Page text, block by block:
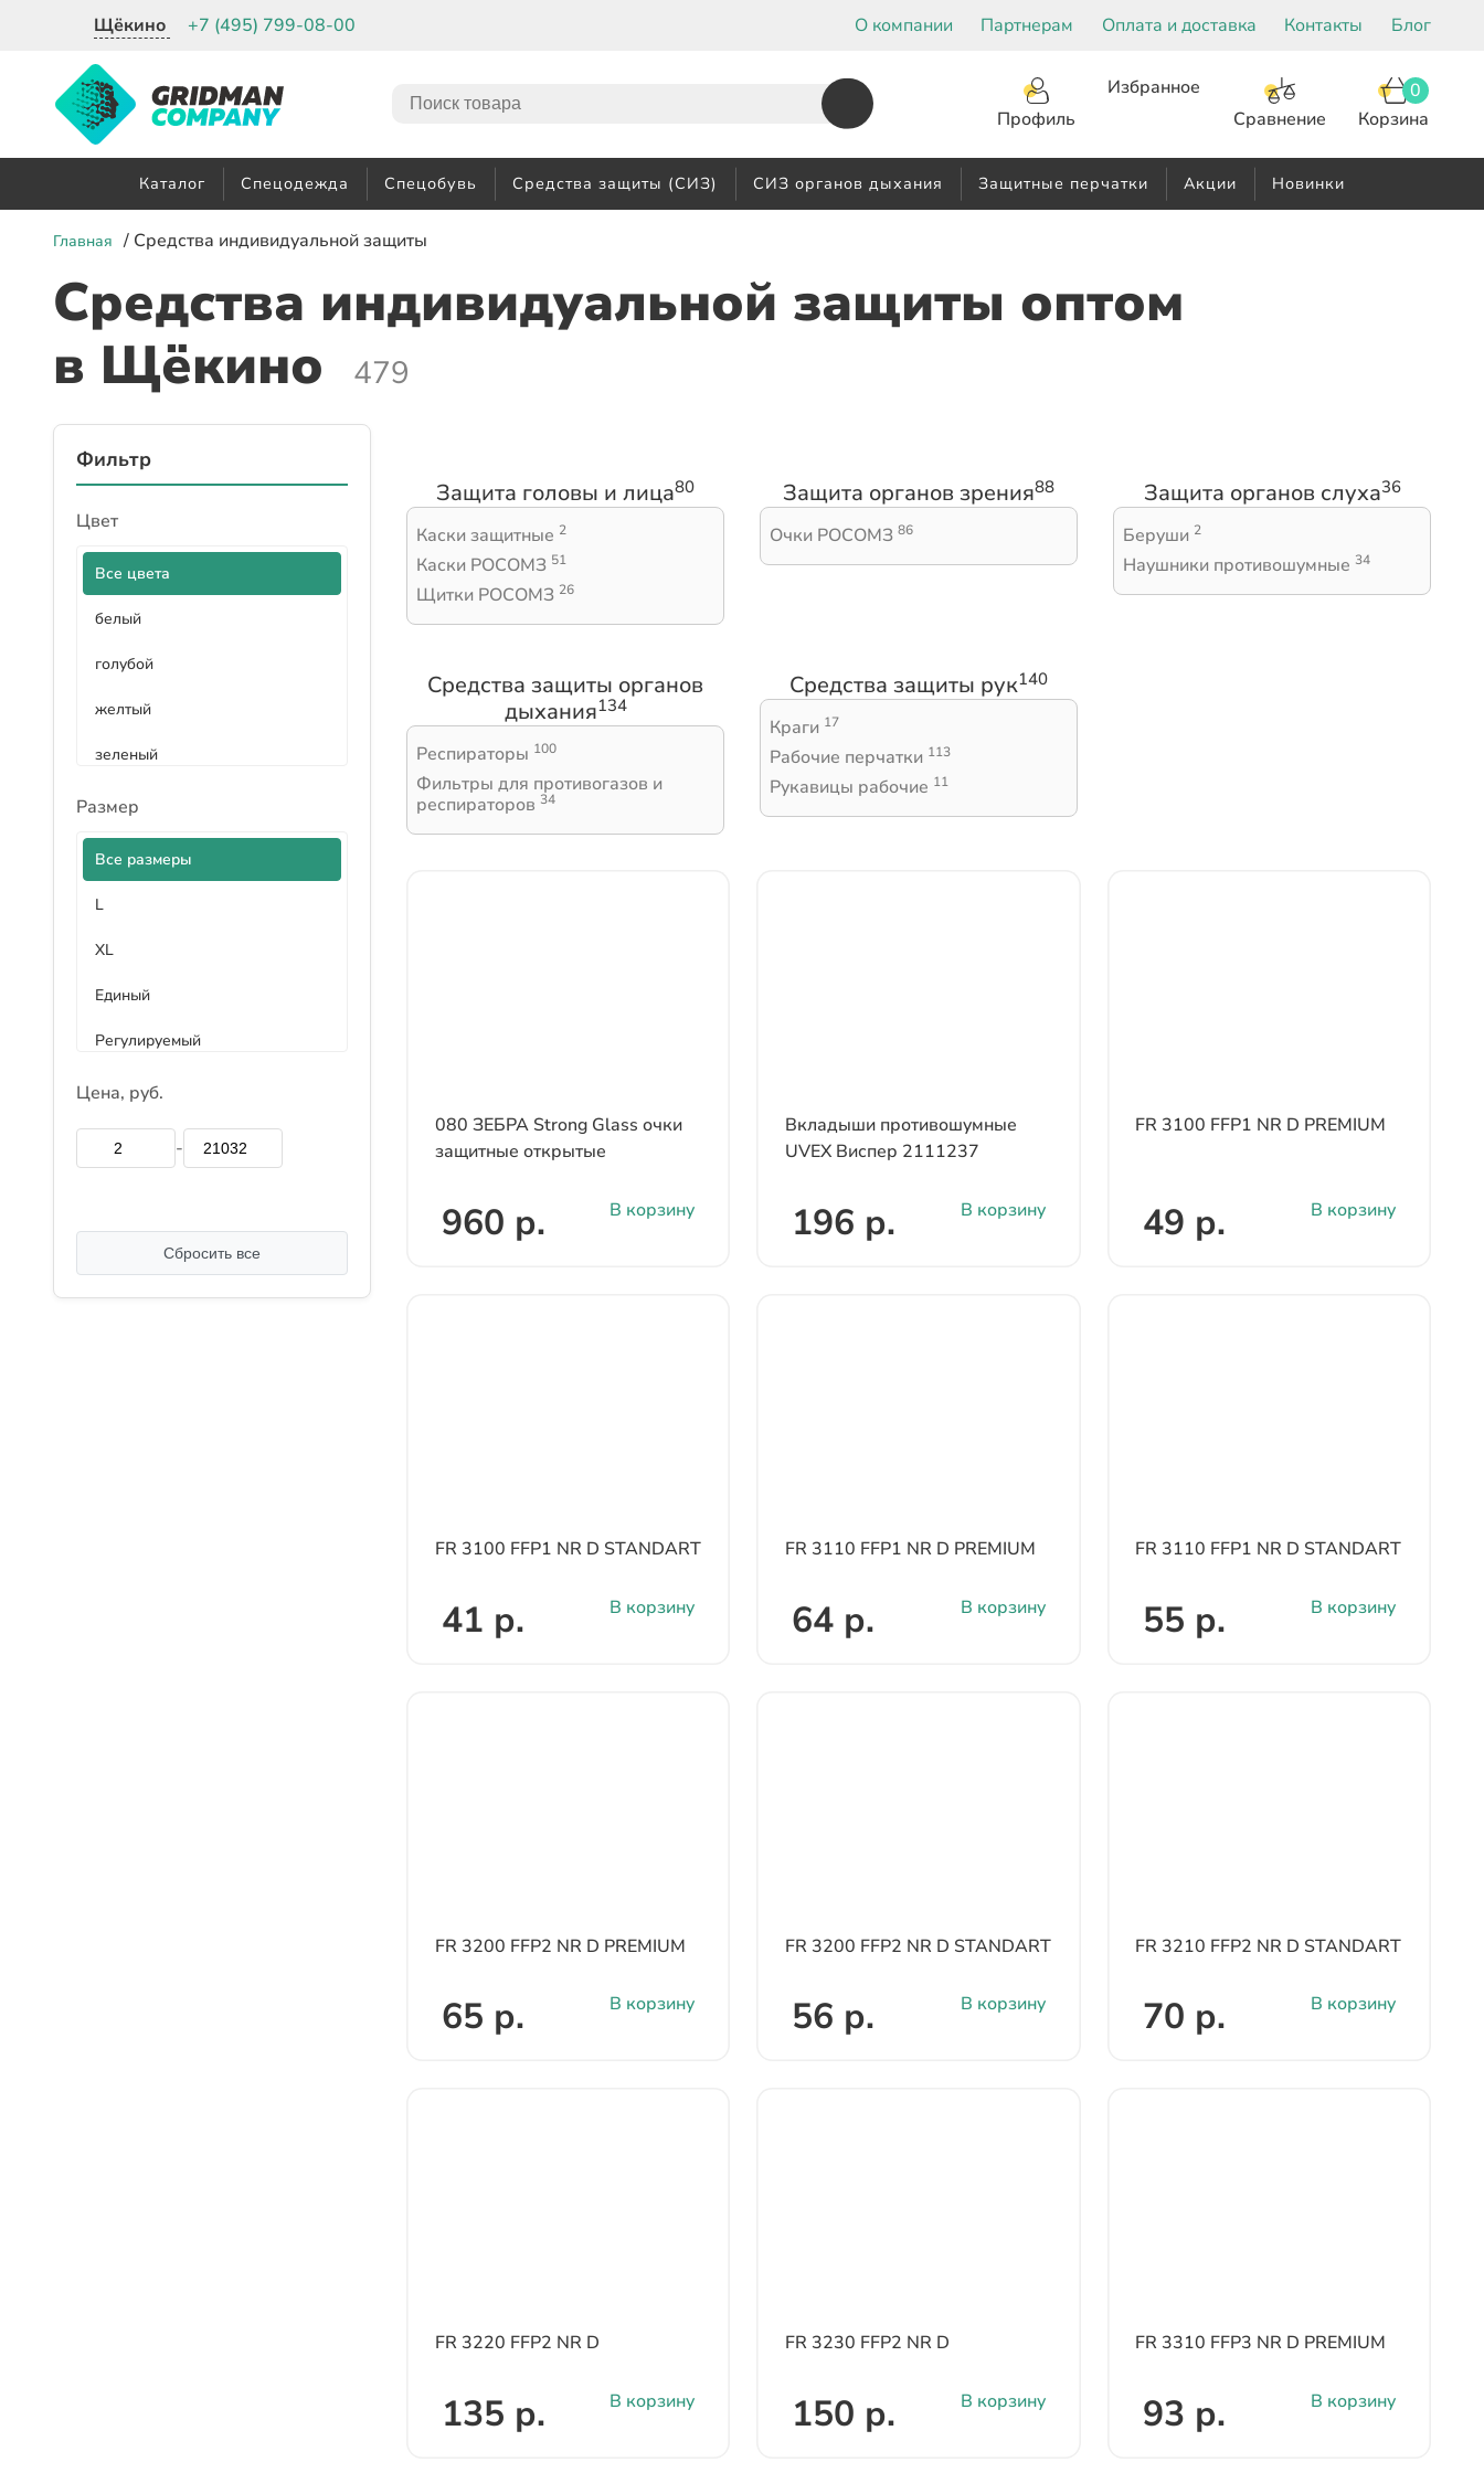
Щёкино +7 (495) 799-08-00 О компании Партнерам Оплата и доставка Контакты Блог
Профиль
Избранное
Сравнение
Корзина
0
Каталог Спецодежда Спецобувь Средства защиты (СИЗ) СИЗ органов дыхания Защитные перчатки Акции Новинки
Главная / Средства индивидуальной защиты
Средства индивидуальной защиты оптом
в Щёкино
479
Фильтр
Цвет
Все цвета
белый
голубой
желтый
зеленый
коричневый
красный
Размер
Все размеры
L
XL
Единый
Регулируемый
универсальный
Цена, руб.
-
Сбросить все
Защита головы и лица80
Каски защитные 2
Каски РОСОМЗ 51
Щитки РОСОМЗ 26
Защита органов зрения88
Очки РОСОМЗ 86
Защита органов слуха36
Беруши 2
Наушники противошумные 34
Средства защиты органов
дыхания134
Респираторы 100
Фильтры для противогазов и
респираторов 34
Средства защиты рук140
Краги 17
Рабочие перчатки 113
Рукавицы рабочие 11
080 ЗЕБРА Strong Glass очки
защитные открытые
960 р. В корзину
Bкладыши противошумные
UVEX Виспер 2111237
196 р. В корзину
FR 3100 FFP1 NR D PREMIUM
49 р. В корзину
FR 3100 FFP1 NR D STANDART
41 р. В корзину
FR 3110 FFP1 NR D PREMIUM
64 р. В корзину
FR 3110 FFP1 NR D STANDART
55 р. В корзину
FR 3200 FFP2 NR D PREMIUM
65 р. В корзину
FR 3200 FFP2 NR D STANDART
56 р. В корзину
FR 3210 FFP2 NR D STANDART
70 р. В корзину
FR 3220 FFP2 NR D
135 р. В корзину
FR 3230 FFP2 NR D
150 р. В корзину
FR 3310 FFP3 NR D PREMIUM
93 р. В корзину